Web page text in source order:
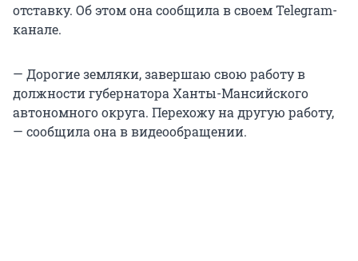
отставку. Об этом она сообщила в своем Telegram-
канале.
— Дорогие земляки, завершаю свою работу в
должности губернатора Ханты-Мансийского
автономного округа. Перехожу на другую работу,
— сообщила она в видеообращении.